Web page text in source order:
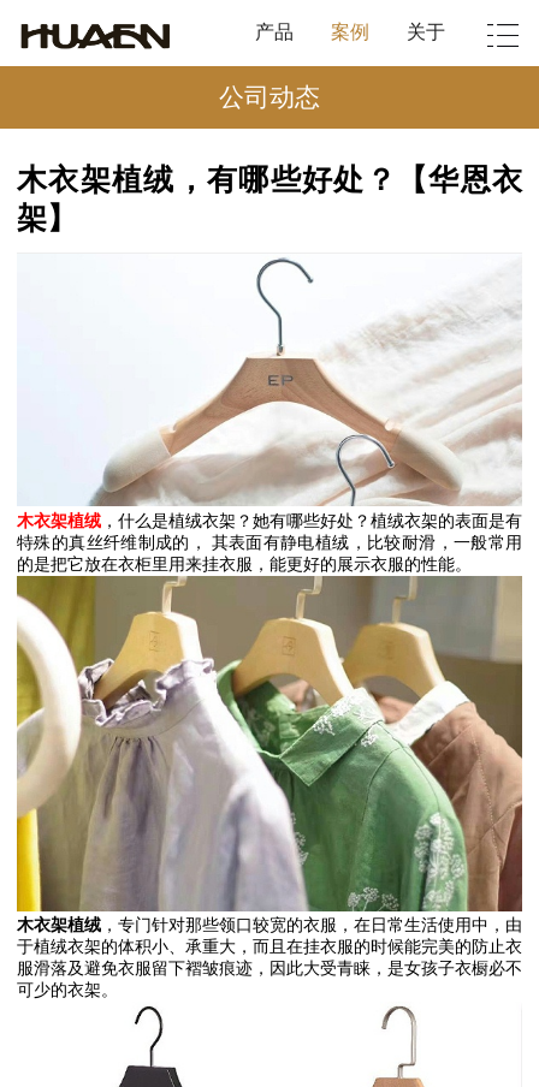
产品 案例 关于
公司动态
木衣架植绒，有哪些好处？【华恩衣
架】
木衣架植绒 ，什么是植绒衣架？她有哪些好处？植绒衣架的表面是有
特殊的真丝纤维制成的，
其表面有静电植绒，比较耐滑，一般常用
的是把它放在衣柜里用来挂衣服，能更好的展示衣服的性能。
木衣架植绒 ，专门针对那些领口较宽的衣服，在日常生活使用中，由
于植绒衣架的体积小、承重大，而且在挂衣服的时候能完美的防止衣
服滑落及避免衣服留下褶皱痕迹，因此大受青睐，是女孩子衣橱必不
可少的衣架。